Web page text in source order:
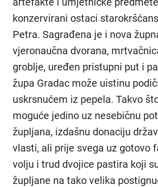
konzervirani ostaci
Petra. Sagrađena je i nova
vjeronaučna dvorana,
groblje, uređen pristupni put i
župa Gradac može uistinu
uskrsnućem iz pepela. Takvo
moguće jedino uz nesebičnu
župljana, izdašnu donaciju
vlasti, ali prije svega uz gotovo
volju i trud dvojice pastira koji
župljane na tako velika